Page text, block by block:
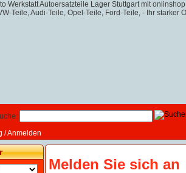
/Anmelden
Melden Sie sich an